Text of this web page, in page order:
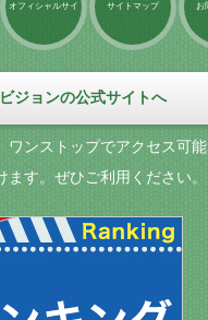
オフィシャルサイ サイトマップ お
ジョンの公式サイトへ
ワンストップでアクセス可能
ます。ぜひご利用ください。